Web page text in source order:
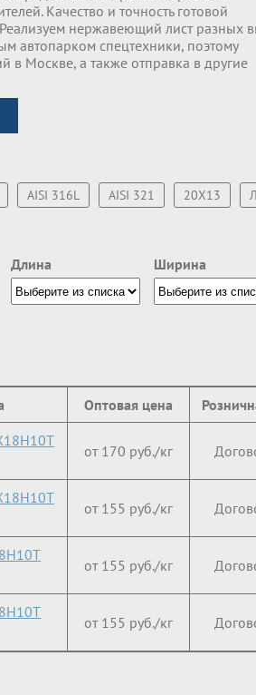
Качество и точность готовой
нержавеющий лист разных
автопарком спецтехники, поэтому
в Москве, а также отправка в другие
AISI 316L AISI 321 20Х13
Длина Ширина
Оптовая цена
от 170 руб./кг
от 155 руб./кг
от 155 руб./кг
от 155 руб./кг